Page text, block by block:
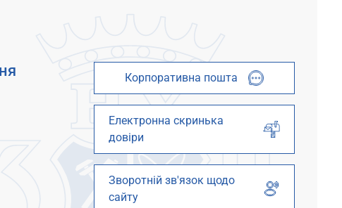
Корпоративна пошта
Електронна скринька
довіри
Зворотній зв'язок щодо
сайту